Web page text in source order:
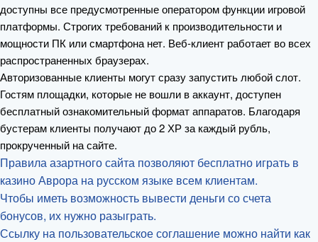
доступны все предусмотренные оператором функции игровой
платформы. Строгих требований к производительности и
мощности ПК или смартфона нет. Веб-клиент работает во всех
распространенных браузерах.
Авторизованные клиенты могут сразу запустить любой слот.
Гостям площадки, которые не вошли в аккаунт, доступен
бесплатный ознакомительный формат аппаратов. Благодаря
бустерам клиенты получают до 2 ХР за каждый рубль,
прокрученный на сайте.
Правила азартного сайта позволяют бесплатно играть в
казино Аврора на русском языке всем клиентам.
Чтобы иметь возможность вывести деньги со счета
бонусов, их нужно разыграть.
Ссылку на пользовательское соглашение можно найти как